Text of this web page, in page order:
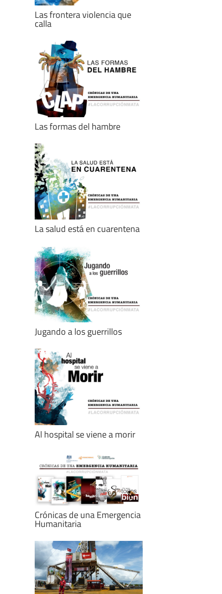
Las frontera violencia que
calla
Las formas del hambre
La salud está en cuarentena
Jugando a los guerrillos
Al hospital se viene a morir
Crónicas de una Emergencia
Humanitaria